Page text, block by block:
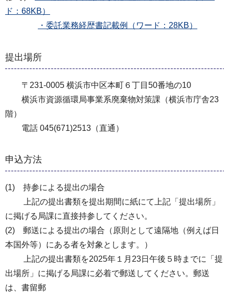
ド：68KB）
・委託業務経歴書記載例（ワード：28KB）
提出場所
〒231-0005 横浜市中区本町６丁目50番地の10
横浜市資源循環局事業系廃棄物対策課（横浜市庁舎23
階）
電話 045(671)2513（直通）
申込方法
(1) 持参による提出の場合
上記の提出書類を提出期間に紙にて上記「提出場所」
に掲げる局課に直接持参してください。
(2) 郵送による提出の場合（原則として遠隔地（例えば日
本国外等）にある者を対象とします。）
上記の提出書類を2025年１月23日午後５時までに「提
出場所」に掲げる局課に必着で郵送してください。郵送
は、書留郵